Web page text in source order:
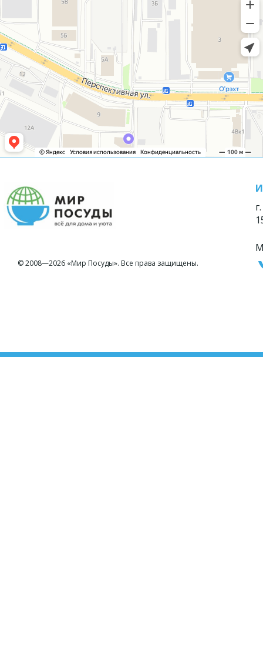
© 2008—2026 «Мир Посуды». Все права защищены.